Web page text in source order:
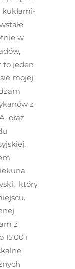
kukłami-
w
to jeden
mojej
z
oraz
który
z
15.00 i